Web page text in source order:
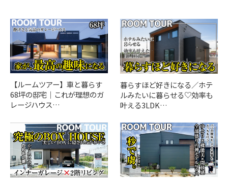
【ルームツアー】車と暮らす
68坪の邸宅｜これが理想のガ
レージハウス…
暮らすほど好きになる／ホテ
ルみたいに暮らせる♡効率も
叶える3LDK…